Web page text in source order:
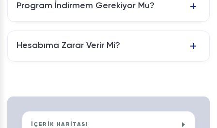
Program İndirmem Gerekiyor Mu?
Hesabıma Zarar Verir Mi?
İÇERİK HARİTASI